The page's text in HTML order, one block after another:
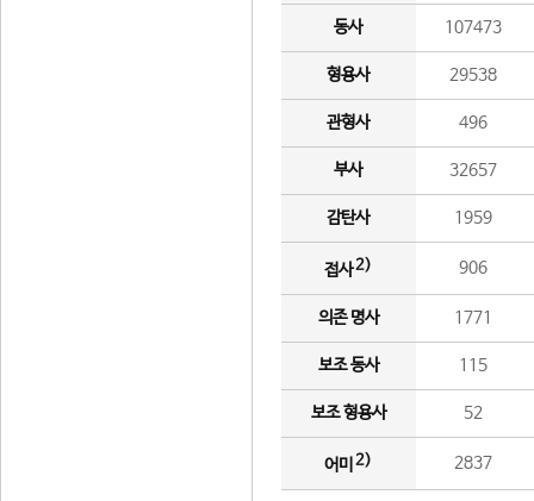
동사 107473
형용사 29538
관형사 496
부사 32657
감탄사 1959
접사2) 906
의존 명사 1771
보조 동사 115
보조 형용사 52
어미 2) 2837